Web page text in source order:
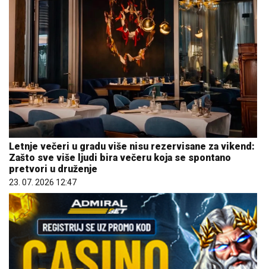
Letnje večeri u gradu više nisu rezervisane za vikend:
Zašto sve više ljudi bira večeru koja se spontano
pretvori u druženje
23. 07. 2026 12:47